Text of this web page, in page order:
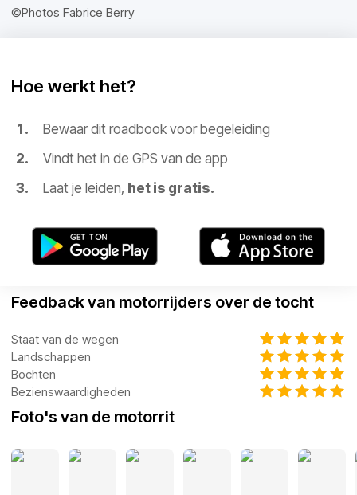
©Photos Fabrice Berry
Hoe werkt het?
Bewaar dit roadbook voor begeleiding
Vindt het in de GPS van de app
Laat je leiden, het is gratis.
Feedback van motorrijders over de tocht
Staat van de wegen
Landschappen
Bochten
Bezienswaardigheden
Foto's van de motorrit